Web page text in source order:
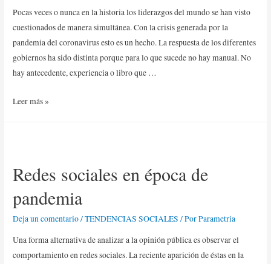
Pocas veces o nunca en la historia los liderazgos del mundo se han visto
cuestionados de manera simultánea. Con la crisis generada por la
pandemia del coronavirus esto es un hecho. La respuesta de los diferentes
gobiernos ha sido distinta porque para lo que sucede no hay manual. No
hay antecedente, experiencia o libro que …
Leer más »
Redes sociales en época de
pandemia
Deja un comentario/TENDENCIAS SOCIALES / PorParametria
Una forma alternativa de analizar a la opinión pública es observar el
comportamiento en redes sociales. La reciente aparición de éstas en la